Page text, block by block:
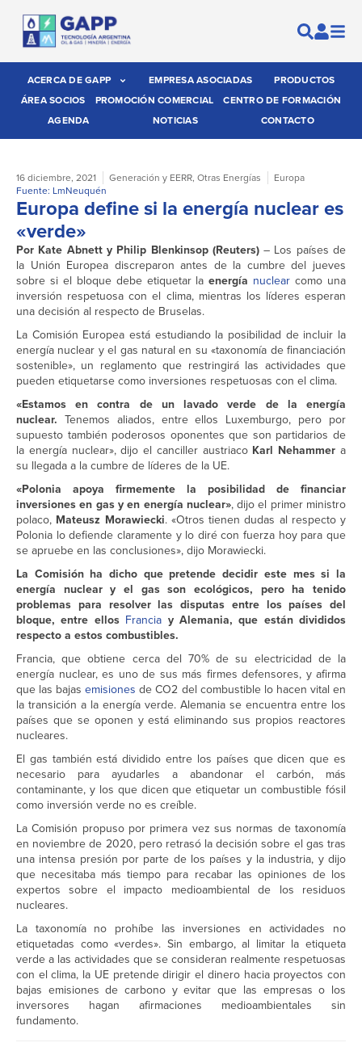
ACERCA DE GAPP EMPRESA ASOCIADAS
PRODUCTOS
ÁREA SOCIOS
PROMOCIÓN COMERCIAL
CENTRO DE FORMACIÓN
AGENDA
NOTICIAS CONTACTO
16 diciembre, 2021 Generación y EERR, Otras Energías
Europa
Fuente: LmNeuquén
Europa define si la energía nuclear es
«verde»
Por Kate Abnett y Philip Blenkinsop (Reuters)– Los países de
la Unión Europea discreparon antes de la cumbre del jueves
sobre si el bloque debe etiquetar laenergía nuclear como una
inversión respetuosa con el clima, mientras los líderes esperan
una decisión al respecto de Bruselas.
La Comisión Europea está estudiando la posibilidad de incluir la
energía nuclear y el gas natural en su «taxonomía de financiación
sostenible», un reglamento que restringirá las actividades que
pueden etiquetarse como inversiones respetuosas con el clima.
«Estamos en contra de un lavado verde de la energía
nuclear. Tenemos aliados, entre ellos Luxemburgo, pero por
supuesto también poderosos oponentes que son partidarios de
la energía nuclear», dijo el canciller austriaco Karl Nehammera
su llegada a la cumbre de líderes de la UE.
«Polonia apoya firmemente la posibilidad de financiar
inversiones en gas y en energía nuclear», dijo el primer ministro
polaco, Mateusz Morawiecki. «Otros tienen dudas al respecto y
Polonia lo defiende claramente y lo diré con fuerza hoy para que
se apruebe en las conclusiones», dijo Morawiecki.
La Comisión ha dicho que pretende decidir este mes si la
energía nuclear y el gas son ecológicos, pero ha tenido
problemas para resolver las disputas entre los países del
bloque, entre ellos Francia y Alemania, que están divididos
respecto a estos combustibles.
Francia, que obtiene cerca del 70% de su electricidad de la
energía nuclear, es uno de sus más firmes defensores, y afirma
que las bajasemisiones de CO2 del combustible lo hacen vital en
la transición a la energía verde. Alemania se encuentra entre los
países que se oponen y está eliminando sus propios reactores
nucleares.
El gas también está dividido entre los países que dicen que es
necesario para ayudarles a abandonar el carbón, más
contaminante, y los que dicen que etiquetar un combustible fósil
como inversión verde no es creíble.
La Comisión propuso por primera vez sus normas de taxonomía
en noviembre de 2020, pero retrasó la decisión sobre el gas tras
una intensa presión por parte de los países y la industria, y dijo
que necesitaba más tiempo para recabar las opiniones de los
expertos sobre el impacto medioambiental de los residuos
nucleares.
La taxonomía no prohíbe las inversiones en actividades no
etiquetadas como «verdes». Sin embargo, al limitar la etiqueta
verde a las actividades que se consideran realmente respetuosas
con el clima, la UE pretende dirigir el dinero hacia proyectos con
bajas emisiones de carbono y evitar que las empresas o los
inversores hagan afirmaciones medioambientales sin
fundamento.